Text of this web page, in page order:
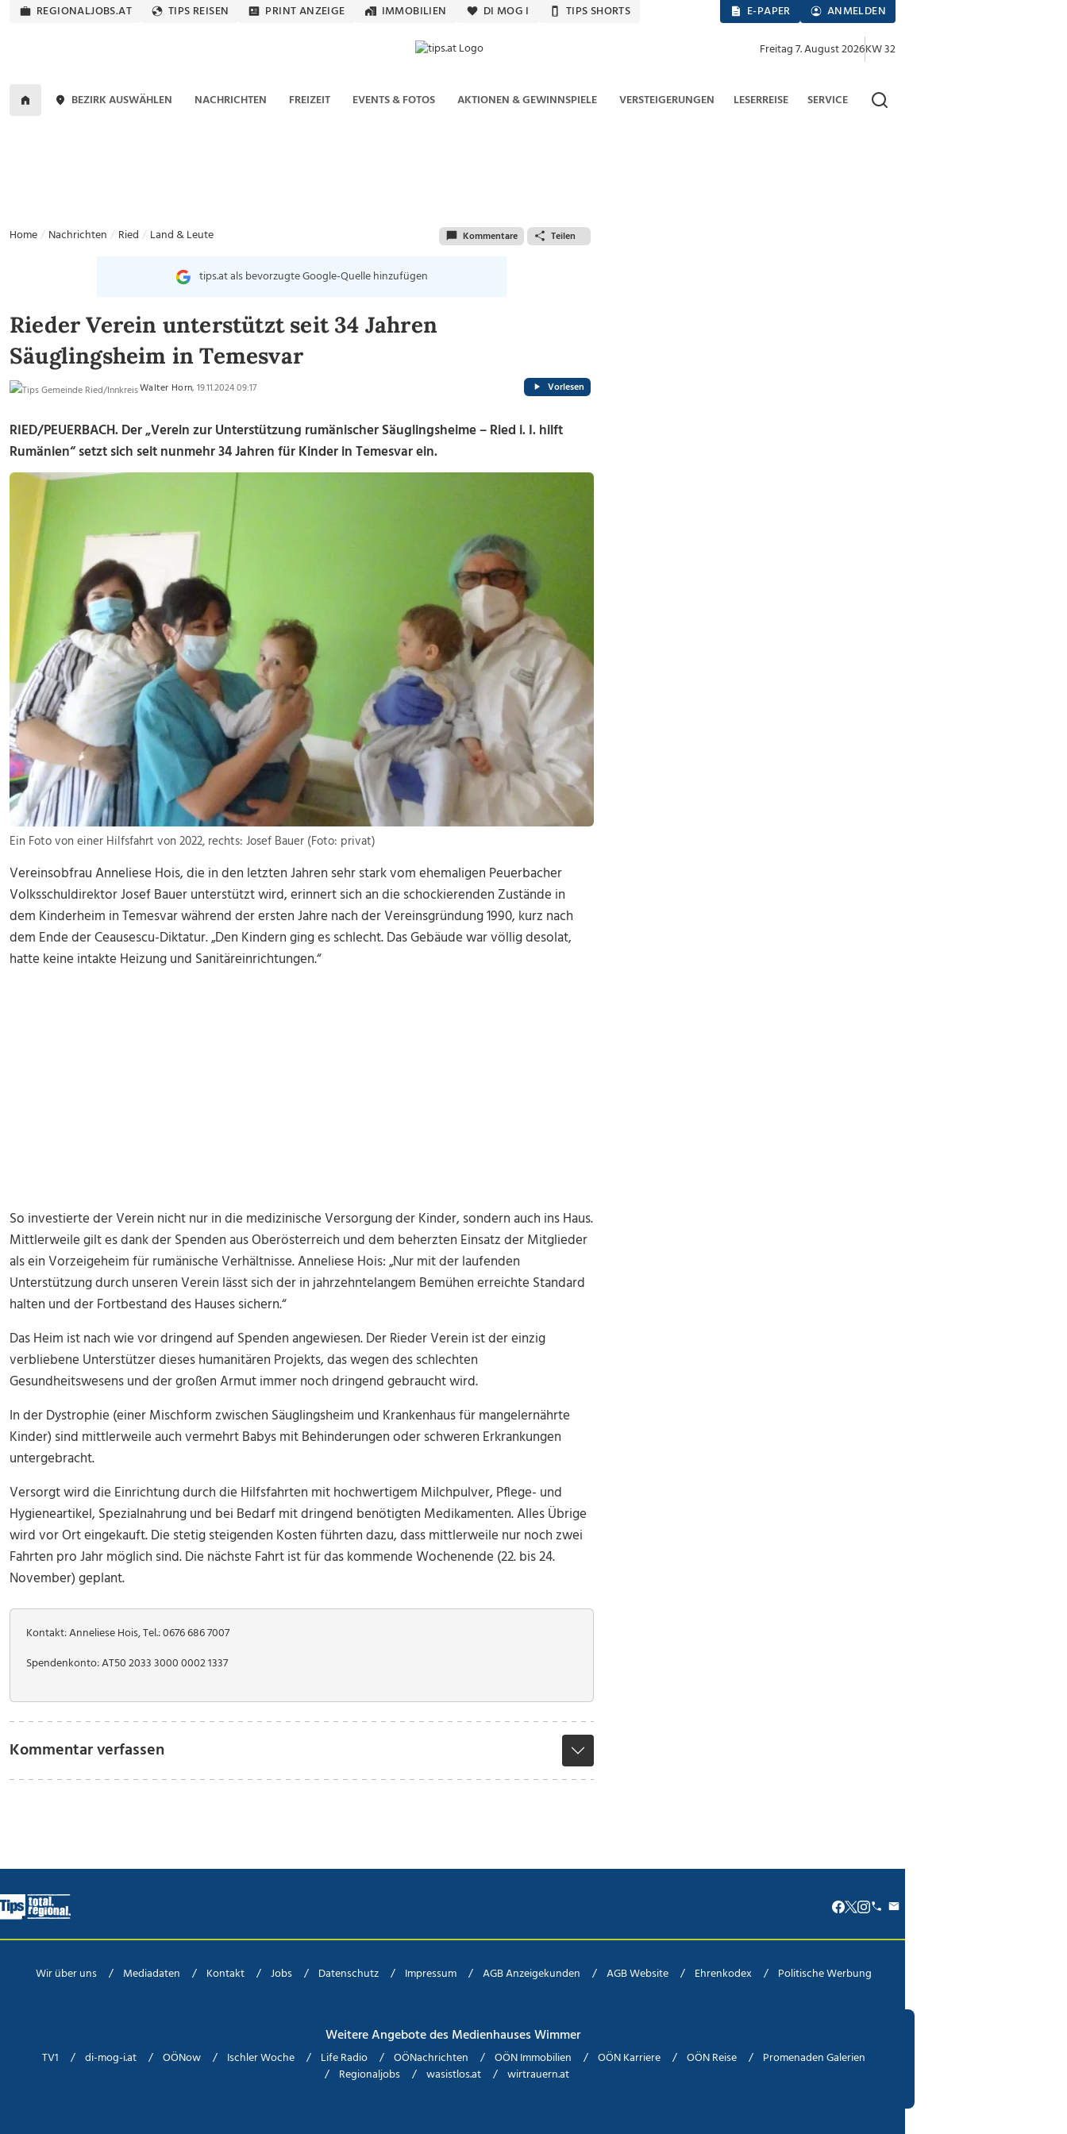
REGIONALJOBS.AT TIPS REISEN PRINT ANZEIGE IMMOBILIEN DI MOG I TIPS SHORTS E-PAPER ANMELDEN
Freitag 7. August 2026KW 32
BEZIRK AUSWÄHLEN NACHRICHTEN FREIZEIT EVENTS & FOTOS AKTIONEN & GEWINNSPIELE VERSTEIGERUNGEN LESERREISE SERVICE
Home Nachrichten Ried Land & Leute Kommentare Teilen
tips.at als bevorzugte Google-Quelle hinzufügen
Rieder Verein unterstützt seit 34 Jahren
Säuglingsheim in Temesvar
Walter Horn, 19.11.2024 09:17 Vorlesen
RIED/PEUERBACH.Der „Verein zur Unterstützung rumänischer Säuglingsheime – Ried i. I. hilft
Rumänien“ setzt sich seit nunmehr 34 Jahren für Kinder in Temesvar ein.
Ein Foto von einer Hilfsfahrt von 2022, rechts: Josef Bauer (Foto: privat)
Vereinsobfrau Anneliese Hois, die in den letzten Jahren sehr stark vom ehemaligen Peuerbacher
Volksschuldirektor Josef Bauer unterstützt wird, erinnert sich an die schockierenden Zustände in
dem Kinderheim in Temesvar während der ersten Jahre nach der Vereinsgründung 1990, kurz nach
dem Ende der Ceausescu-Diktatur. „Den Kindern ging es schlecht. Das Gebäude war völlig desolat,
hatte keine intakte Heizung und Sanitäreinrichtungen.“
So investierte der Verein nicht nur in die medizinische Versorgung der Kinder, sondern auch ins Haus.
Mittlerweile gilt es dank der Spenden aus Oberösterreich und dem beherzten Einsatz der Mitglieder
als ein Vorzeigeheim für rumänische Verhältnisse. Anneliese Hois: „Nur mit der laufenden
Unterstützung durch unseren Verein lässt sich der in jahrzehntelangem Bemühen erreichte Standard
halten und der Fortbestand des Hauses sichern.“
Das Heim ist nach wie vor dringend auf Spenden angewiesen. Der Rieder Verein ist der einzig
verbliebene Unterstützer dieses humanitären Projekts, das wegen des schlechten
Gesundheitswesens und der großen Armut immer noch dringend gebraucht wird.
In der Dystrophie (einer Mischform zwischen Säuglingsheim und Krankenhaus für mangelernährte
Kinder) sind mittlerweile auch vermehrt Babys mit Behinderungen oder schweren Erkrankungen
untergebracht.
Versorgt wird die Einrichtung durch die Hilfsfahrten mit hochwertigem Milchpulver, Pflege- und
Hygieneartikel, Spezialnahrung und bei Bedarf mit dringend benötigten Medikamenten. Alles Übrige
wird vor Ort eingekauft. Die stetig steigenden Kosten führten dazu, dass mittlerweile nur noch zwei
Fahrten pro Jahr möglich sind. Die nächste Fahrt ist für das kommende Wochenende (22. bis 24.
November) geplant.
Kontakt: Anneliese Hois, Tel.: 0676 686 7007
Spendenkonto: AT50 2033 3000 0002 1337
Kommentar verfassen
Wir über uns Mediadaten Kontakt Jobs Datenschutz Impressum AGB Anzeigekunden AGB Website Ehrenkodex Politische Werbung
Weitere Angebote des Medienhauses Wimmer
TV1 di-mog-i.at OÖNow Ischler Woche Life Radio OÖNachrichten OÖN Immobilien OÖN Karriere OÖN Reise
Promenaden Galerien
Regionaljobs
wasistlos.at wirtrauern.at